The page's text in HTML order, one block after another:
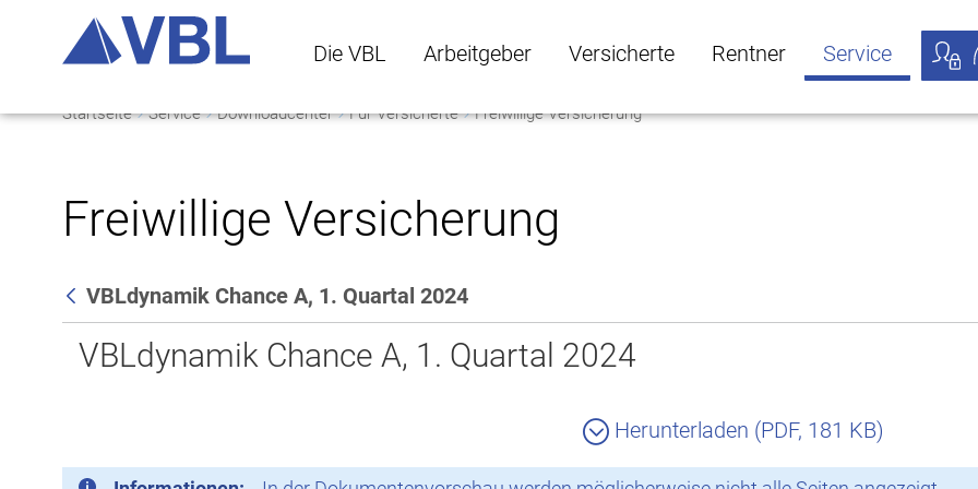
Die VBL
Die VBL Untermenü öffnen
Arbeitgeber
Arbeitgeber Untermenü öffnen
Versicherte
Versicherte Untermenü öffnen
Rentner Service
Startseite Service Downloadcenter Für Versicherte Freiwillige Versicherung
Freiwillige Versicherung
Zurück
VBLdynamik Chance A, 1. Quartal 2024
VBLdynamik Chance A, 1. Quartal 2024
Herunterladen (PDF, 181 KB)